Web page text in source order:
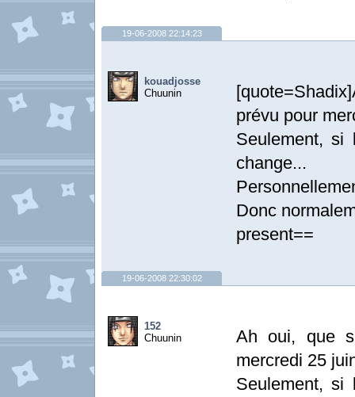
19-06-2008 22:14:23
kouadjosse
Chuunin
prévu pour
Seulement, si
change...
Donc
present==
19-06-2008 22:30:02
152
Chuunin
Ah oui, que
mercredi 25
Seulement, si